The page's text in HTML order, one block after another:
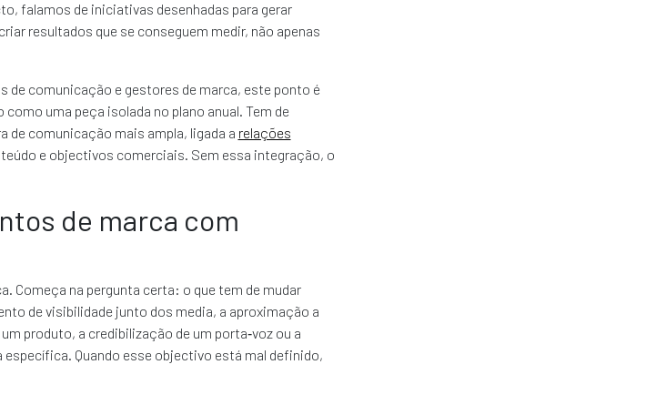
falamos de iniciativas desenhadas para gerar
resultados que se conseguem medir, não apenas
de comunicação e gestores de marca, este ponto é
uma peça isolada no plano anual. Tem de
de comunicação mais ampla, ligada a relações
e objectivos comerciais. Sem essa integração, o
de marca com
Começa na pergunta certa: o que tem de mudar
de visibilidade junto dos media, a aproximação a
produto, a credibilização de um porta‑voz ou a
Quando esse objectivo está mal definido,